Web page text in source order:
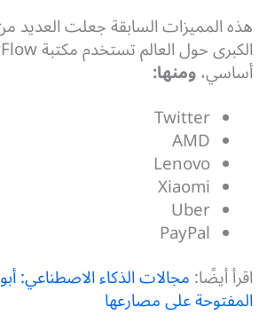
هذه المميزات السابقة جعلت العديد
أساسي،ومنها:
Twitter
AMD
Lenovo
Xiaomi
Uber
PayPal
اقرأ أيضًا:مجالات الذكاء الاصطناعي:
المفتوحة على مصارعها